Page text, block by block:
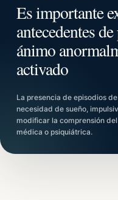
Es importante
antecedentes
ánimo
activado
La presencia de episodios
necesidad de sueño,
modificar la comprensión
médica o psiquiátrica.